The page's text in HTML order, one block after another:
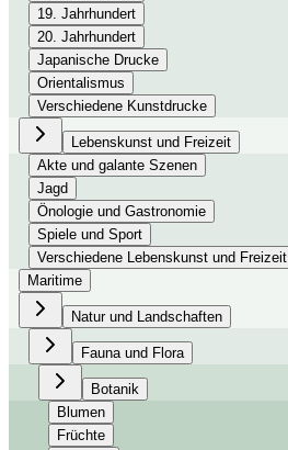
19. Jahrhundert
20. Jahrhundert
Japanische Drucke
Orientalismus
Verschiedene Kunstdrucke
Lebenskunst und Freizeit
Akte und galante Szenen
Jagd
Önologie und Gastronomie
Spiele und Sport
Verschiedene Lebenskunst und Freizeit
Maritime
Natur und Landschaften
Fauna und Flora
Botanik
Blumen
Früchte